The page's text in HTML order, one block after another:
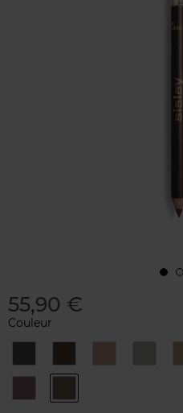
55,90 €
Couleur
Black Ebony Brown
Purple Deep